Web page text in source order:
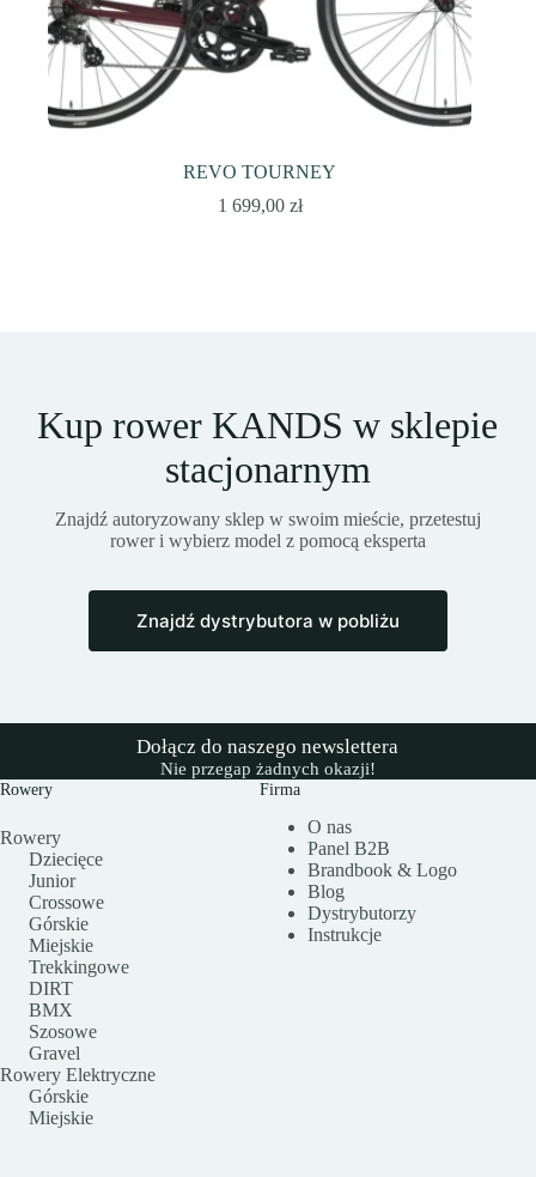
REVO TOURNEY
1 699,00 zł
Kup rower KANDS w sklepie
stacjonarnym
Znajdź autoryzowany sklep w swoim mieście, przetestuj
rower i wybierz model z pomocą eksperta
Znajdź dystrybutora w pobliżu
Dołącz do naszego newslettera
Nie przegap żadnych okazji!
Rowery
Rowery
Dziecięce
Junior
Crossowe
Górskie
Miejskie
Trekkingowe
DIRT
BMX
Szosowe
Gravel
Rowery Elektryczne
Górskie
Miejskie
Firma
O nas
Panel B2B
Brandbook & Logo
Blog
Dystrybutorzy
Instrukcje